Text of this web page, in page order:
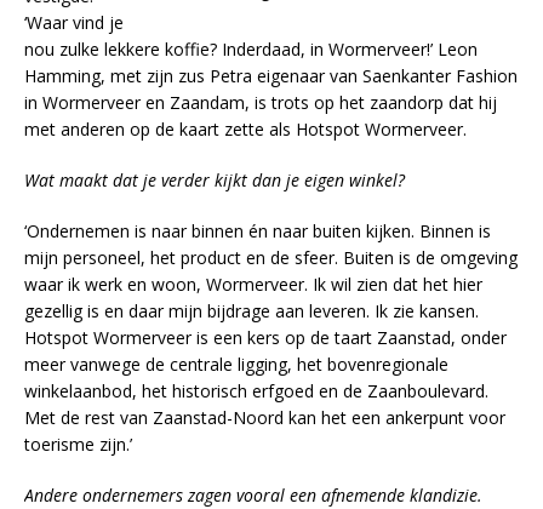
‘Waar vind je
nou zulke lekkere koffie? Inderdaad, in Wormerveer!’ Leon
Hamming, met zijn zus Petra eigenaar van Saenkanter Fashion
in Wormerveer en Zaandam, is trots op het zaandorp dat hij
met anderen op de kaart zette als Hotspot Wormerveer.
Wat maakt dat je verder kijkt dan je eigen winkel?
‘Ondernemen is naar binnen én naar buiten kijken. Binnen is
mijn personeel, het product en de sfeer. Buiten is de omgeving
waar ik werk en woon, Wormerveer. Ik wil zien dat het hier
gezellig is en daar mijn bijdrage aan leveren. Ik zie kansen.
Hotspot Wormerveer is een kers op de taart Zaanstad, onder
meer vanwege de centrale ligging, het bovenregionale
winkelaanbod, het historisch erfgoed en de Zaanboulevard.
Met de rest van Zaanstad-Noord kan het een ankerpunt voor
toerisme zijn.’
Andere ondernemers zagen vooral een afnemende klandizie.